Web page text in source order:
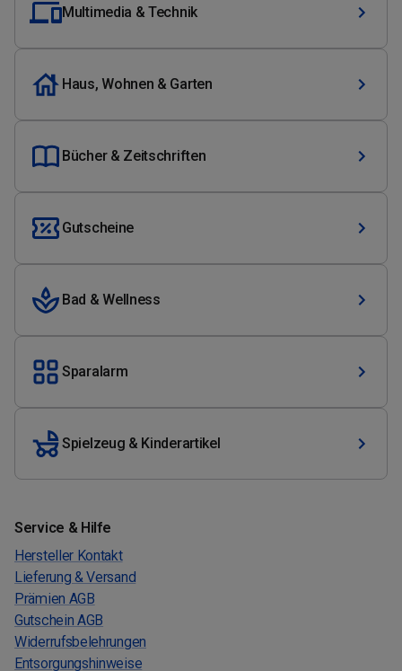
Multimedia & Technik
Haus, Wohnen & Garten
Bücher & Zeitschriften
Gutscheine
Bad & Wellness
Sparalarm
Spielzeug & Kinderartikel
Service & Hilfe
Hersteller Kontakt
Lieferung & Versand
Prämien AGB
Gutschein AGB
Widerrufsbelehrungen
Entsorgungshinweise